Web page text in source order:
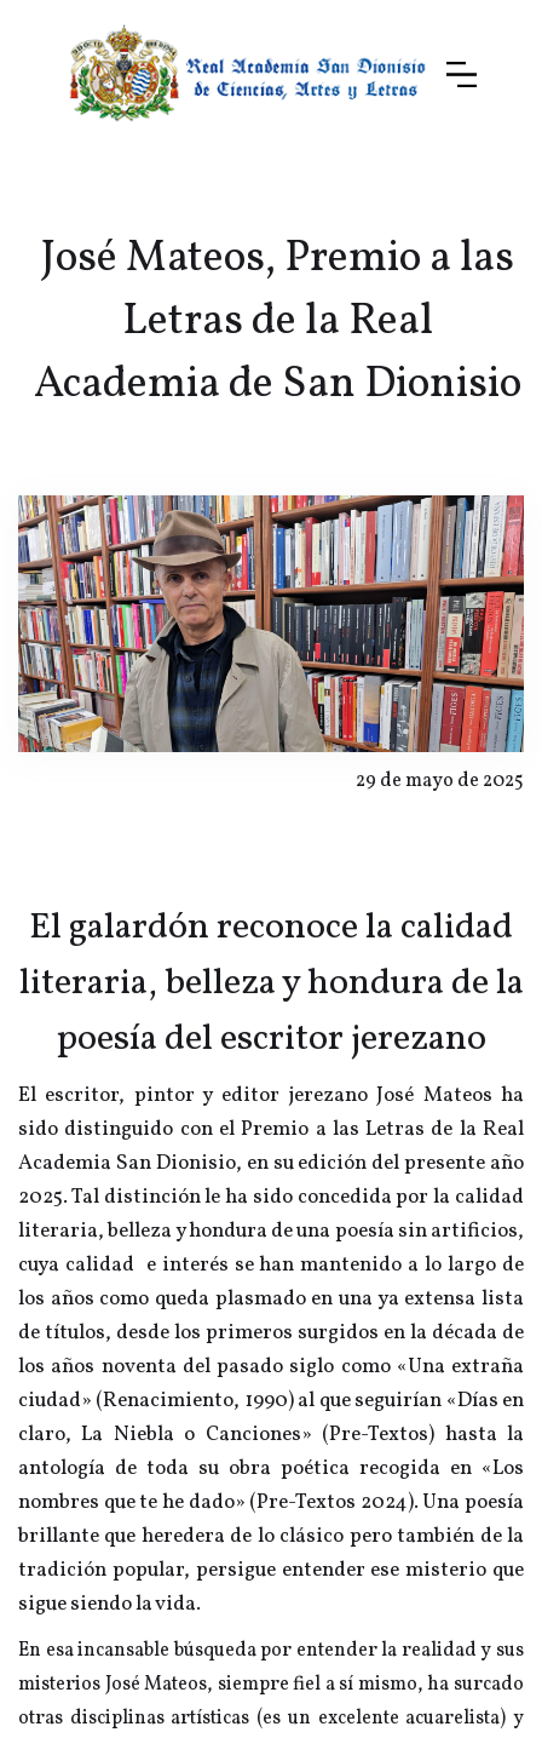
José Mateos, Premio a las
Letras de la Real
Academia de San Dionisio
29 de mayo de 2025
El galardón reconoce la calidad
literaria, belleza y hondura de la
poesía del escritor jerezano
El escritor, pintor y editor jerezano José Mateos ha
sido distinguido con el Premio a las Letras de la Real
Academia San Dionisio, en su edición del presente año
2025. Tal distinción le ha sido concedida por la calidad
literaria, belleza y hondura de una poesía sin artificios,
cuya calidad e interés se han mantenido a lo largo de
los años como queda plasmado en una ya extensa lista
de títulos, desde los primeros surgidos en la década de
los años noventa del pasado siglo como «Una extraña
ciudad» (Renacimiento, 1990) al que seguirían «Días en
claro, La Niebla o Canciones» (Pre-Textos) hasta la
antología de toda su obra poética recogida en «Los
nombres que te he dado» (Pre-Textos 2024). Una poesía
brillante que heredera de lo clásico pero también de la
tradición popular, persigue entender ese misterio que
sigue siendo la vida.
En esa incansable búsqueda por entender la realidad y sus
misterios José Mateos, siempre fiel a sí mismo, ha surcado
otras disciplinas artísticas (es un excelente acuarelista) y